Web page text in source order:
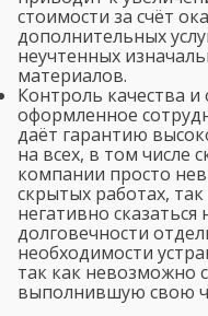
стоимости за счёт
дополнительных
неучтенных
материалов.
Контроль качества
оформленное
даёт гарантию
на всех, в том числе
компании просто
скрытых работах,
негативно
долговечности
необходимости
так как невозможно
выполнившую свою